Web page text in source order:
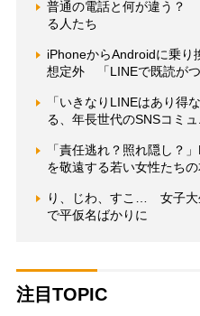
普通の電話と何が違う？
る人たち
iPhoneからAndroidに乗り
想定外 「LINEで既読がつ
「いきなりLINEはあり得
る、年長世代のSNSコミ
「責任逃れ？照れ隠し？
を敬遠する若い女性たち
り、じわ、すこ… 女子大
で平仮名ばかりに
注目TOPIC